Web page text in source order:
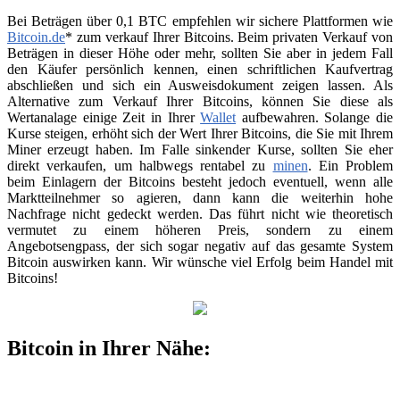
Bei Beträgen über 0,1 BTC empfehlen wir sichere Plattformen wie
Bitcoin.de* zum verkauf Ihrer Bitcoins. Beim privaten Verkauf von
Beträgen in dieser Höhe oder mehr, sollten Sie aber in jedem Fall
den Käufer persönlich kennen, einen schriftlichen Kaufvertrag
abschließen und sich ein Ausweisdokument zeigen lassen. Als
Alternative zum Verkauf Ihrer Bitcoins, können Sie diese als
Wertanalage einige Zeit in IhrerWallet aufbewahren. Solange die
Kurse steigen, erhöht sich der Wert Ihrer Bitcoins, die Sie mit Ihrem
Miner erzeugt haben. Im Falle sinkender Kurse, sollten Sie eher
direkt verkaufen, um halbwegs rentabel zu minen. Ein Problem
beim Einlagern der Bitcoins besteht jedoch eventuell, wenn alle
Marktteilnehmer so agieren, dann kann die weiterhin hohe
Nachfrage nicht gedeckt werden. Das führt nicht wie theoretisch
vermutet zu einem höheren Preis, sondern zu einem
Angebotsengpass, der sich sogar negativ auf das gesamte System
Bitcoin auswirken kann. Wir wünsche viel Erfolg beim Handel mit
Bitcoins!
Bitcoin in Ihrer Nähe: